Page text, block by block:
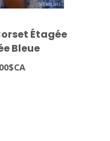
Étagée
Bleue